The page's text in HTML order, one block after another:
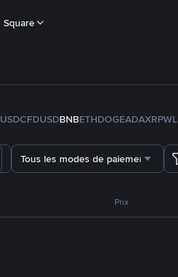
Square
USDCFDUSDBNBETHDOGEADAXRP
Tous les modes de paiement
Prix